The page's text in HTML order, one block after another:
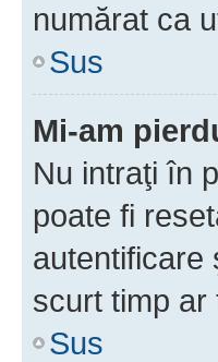
numărat ca
Sus
Mi-am
Nu intraţi în
poate fi
scurt timp ar
Sus